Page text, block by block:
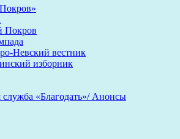
Покров
Невский вестник
изборник
«Благодать»/ Анонсы